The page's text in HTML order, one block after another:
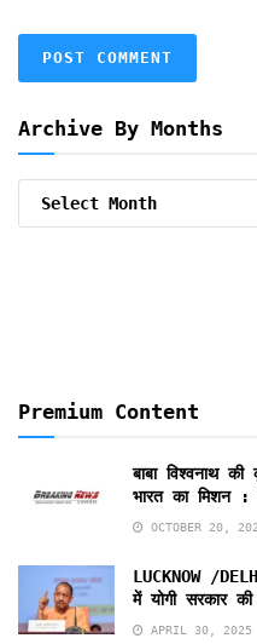
Archive By Months
Archive
Premium Content
बाबा विश्वनाथ
भारत का मिशन :
OCTOBER 20,
LUCKNOW /
में योगी सरकार
APRIL 30, 2025